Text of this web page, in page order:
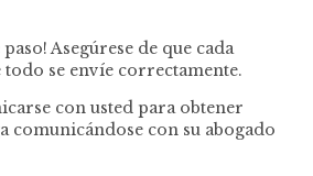
Asegúrese de que cada
se envíe correctamente.
con usted para obtener
con su abogado